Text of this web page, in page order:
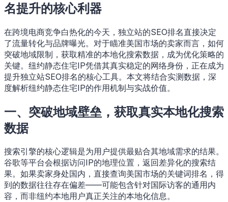
名提升的核心利器
在跨境电商竞争白热化的今天，独立站的SEO排名直接决定
了流量转化与品牌曝光。对于瞄准美国市场的卖家而言，如何
突破地域限制，获取精准的本地化搜索数据，成为优化策略的
关键。纽约静态住宅IP凭借其真实稳定的网络身份，正在成为
提升独立站SEO排名的核心工具。本文将结合实测数据，深
度解析纽约静态住宅IP的作用机制与实战价值。
一、突破地域壁垒，获取真实本地化搜索
数据
搜索引擎的核心逻辑是为用户提供最贴合其地域需求的结果。
谷歌等平台会根据访问IP的地理位置，返回差异化的搜索结
果。如果卖家身处国内，直接查询美国市场的关键词排名，得
到的数据往往存在偏差——可能包含针对国际访客的通用内
容，而非纽约本地用户真正关注的本地化信息。